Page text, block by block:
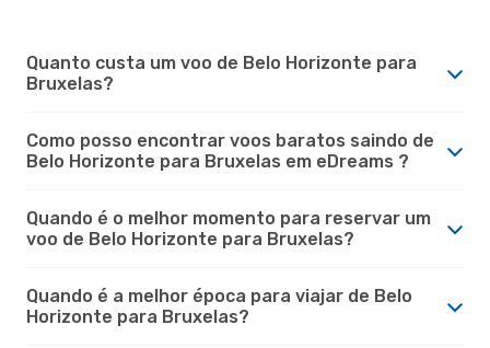
Quanto custa um voo de Belo Horizonte para
Bruxelas?
Como posso encontrar voos baratos saindo de
Belo Horizonte para Bruxelas em eDreams ?
Quando é o melhor momento para reservar um
voo de Belo Horizonte para Bruxelas?
Quando é a melhor época para viajar de Belo
Horizonte para Bruxelas?